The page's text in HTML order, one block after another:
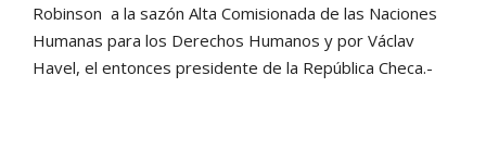
Robinson a la sazón Alta Comisionada de las Naciones
Humanas para los Derechos Humanos y por Václav
Havel, el entonces presidente de la República Checa.-